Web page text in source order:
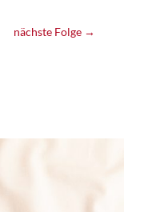
nächste Folge →